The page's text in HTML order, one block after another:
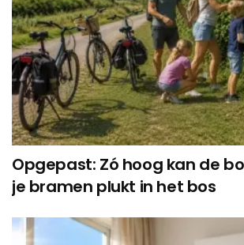
Opgepast: Zó hoog kan de
je bramen plukt in het bos